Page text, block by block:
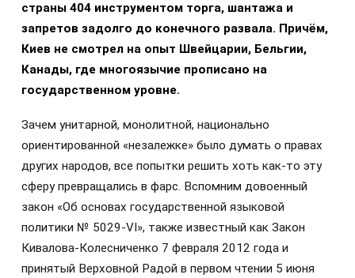
страны 404 инструментом торга, шантажа и
запретов задолго до конечного развала. Причём,
Киев не смотрел на опыт Швейцарии, Бельгии,
Канады, где многоязычие прописано на
государственном уровне.
Зачем унитарной, монолитной, национально
ориентированной «незалежке» было думать о правах
других народов, все попытки решить хоть как-то эту
сферу превращались в фарс. Вспомним довоенный
закон «Об основах государственной языковой
политики № 5029-VI», также известный как Закон
Кивалова-Колесниченко 7 февраля 2012 года и
принятый Верховной Радой в первом чтении 5 июня